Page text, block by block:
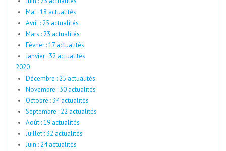
Mai : 18 actualités
Avril : 25 actualités
Mars : 23 actualités
Février : 17 actualités
Janvier : 32 actualités
2020
Décembre : 25 actualités
Novembre : 30 actualités
Octobre : 34 actualités
Septembre : 22 actualités
Août : 19 actualités
Juillet : 32 actualités
Juin : 24 actualités